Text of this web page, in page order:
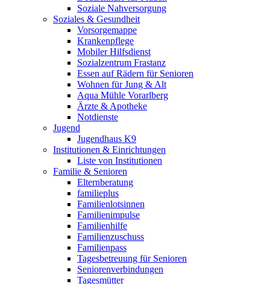
Soziale Nahversorgung
Soziales & Gesundheit
Vorsorgemappe
Krankenpflege
Mobiler Hilfsdienst
Sozialzentrum Frastanz
Essen auf Rädern für Senioren
Wohnen für Jung & Alt
Aqua Mühle Vorarlberg
Ärzte & Apotheke
Notdienste
Jugend
Jugendhaus K9
Institutionen & Einrichtungen
Liste von Institutionen
Familie & Senioren
Elternberatung
familieplus
Familienlotsinnen
Familienimpulse
Familienhilfe
Familienzuschuss
Familienpass
Tagesbetreuung für Senioren
Seniorenverbindungen
Tagesmütter